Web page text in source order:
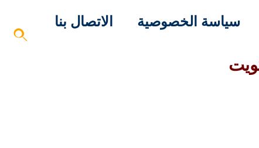
سياسة الخصوصية الاتصال بنا